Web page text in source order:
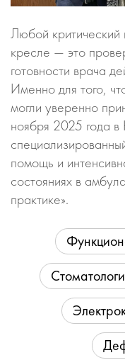
Любой критический
кресле — это
готовности врача
Именно для того,
могли уверенно
ноября 2025 года
помощь и
состояниях в
практике».